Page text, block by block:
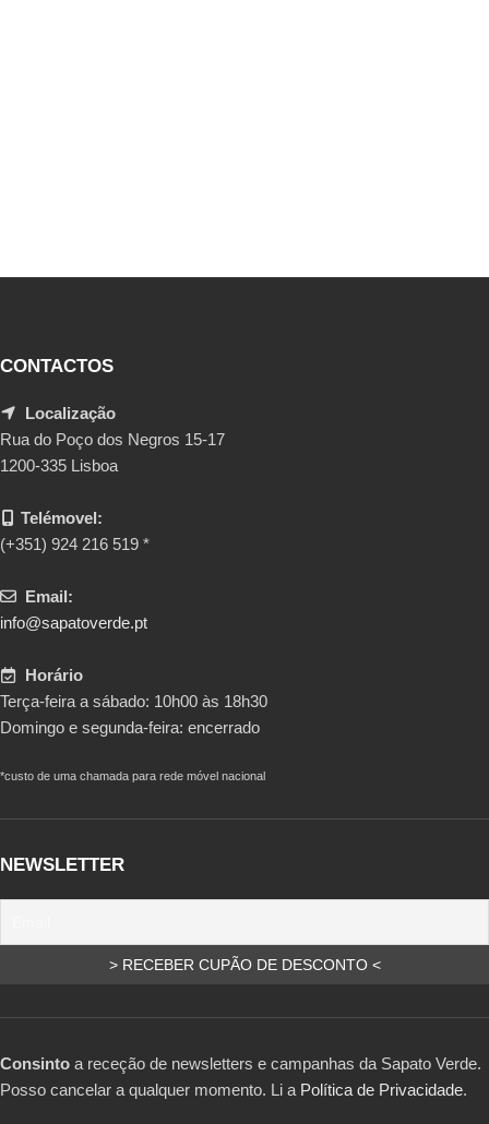
CONTACTOS
Localização
Rua do Poço dos Negros 15-17
1200-335 Lisboa
Telémovel:
(+351) 924 216 519 *
Email:
info@sapatoverde.pt
Horário
Terça-feira a sábado: 10h00 às 18h30
Domingo e segunda-feira: encerrado
*custo de uma chamada para rede móvel nacional
NEWSLETTER
Consinto a receção de newsletters e campanhas da Sapato Verde.
Posso cancelar a qualquer momento. Li a Política de Privacidade.